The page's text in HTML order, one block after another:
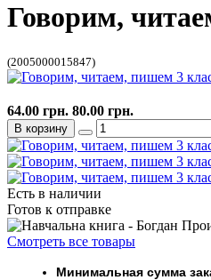
Говорим,
(2005000015847)
Есть в наличии
Готов к отправке
Смотреть все товары
Минимальная сумма
64.00 грн. 80.00 грн.
В корзину